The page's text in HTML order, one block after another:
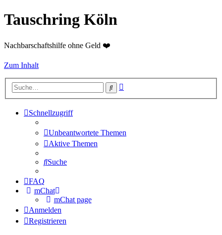
Tauschring Köln
Nachbarschaftshilfe ohne Geld ❤️
Zum Inhalt
Suche
Schnellzugriff
Unbeantwortete Themen
Aktive Themen
Suche
FAQ
mChat
mChat page
Anmelden
Registrieren